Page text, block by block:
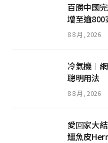
百勝中國
增至逾800
8 8 月, 2026
冷氣機︱
聰明用法
8 8 月, 2026
愛回家大
鱷魚皮